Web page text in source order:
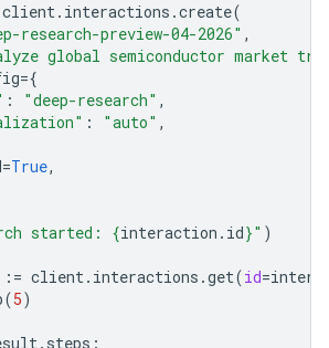
client. interactions .create(
research-preview-04-2026" ,
global semiconductor market
={
: "deep-research" ,
: "auto" ,
=True,
started: {interaction . id}" )
:= client. interactions .get(id=
(5)
. steps :